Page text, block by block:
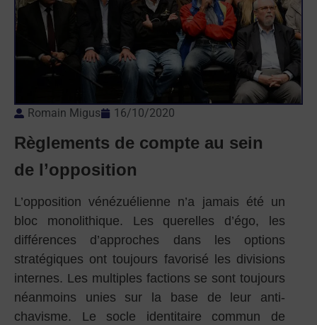
Romain Migus 16/10/2020
Règlements de compte au sein
de l’opposition
L’opposition vénézuélienne n’a jamais été un
bloc monolithique. Les querelles d’égo, les
différences d’approches dans les options
stratégiques ont toujours favorisé les divisions
internes. Les multiples factions se sont toujours
néanmoins unies sur la base de leur anti-
chavisme. Le socle identitaire commun de